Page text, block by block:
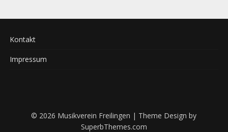
Kontakt
Impressum
© 2026 Musikverein Freilingen | Theme Design by
SuperbThemes.com